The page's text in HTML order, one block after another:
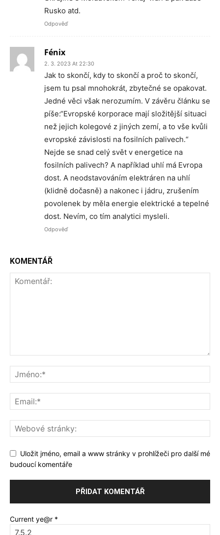
Rusko atd.
Odpověď
Fénix
2. 3. 2023 At 22:30
Jak to skončí, kdy to skončí a proč to skončí,
jsem tu psal mnohokrát, zbytečné se opakovat.
Jedné věci však nerozumím. V závěru článku se
píše:“Evropské korporace mají složitější situaci
než jejich kolegové z jiných zemí, a to vše kvůli
evropské závislosti na fosilních palivech.“
Nejde se snad celý svět v energetice na
fosilních palivech? A například uhlí má Evropa
dost. A neodstavováním elektráren na uhlí
(klidně dočasně) a nakonec i jádru, zrušením
povolenek by měla energie elektrické a tepelné
dost. Nevím, co tím analytici mysleli.
Odpověď
KOMENTÁŘ
Uložit jméno, email a www stránky v prohlížeči pro další mé
budoucí komentáře
Current ye@r *